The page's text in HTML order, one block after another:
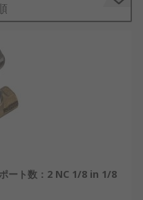
（電磁石）に電流
用して弁（バル
ます。
途
OFF切り替えるこ
ど）やガス等の流
ステム)で使用し
ート数：2 NC 1/8 in 1/8